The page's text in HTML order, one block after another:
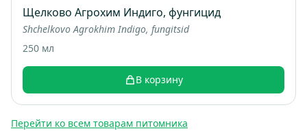
Щелково Агрохим Индиго, фунгицид
Shchelkovo Agrokhim Indigo, fungitsid
250 мл
В корзину
Перейти ко всем товарам питомника